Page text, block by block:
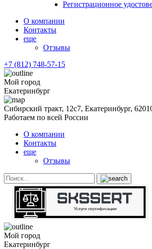
Регистрационное
О компании
Контакты
еще
Отзывы
+7 (812) 748-57-15
Мой город
Екатеринбург
Сибирский тракт, 12с7, Екатеринбург,
Работаем по всей России
О компании
Контакты
еще
Отзывы
Мой город
Екатеринбург